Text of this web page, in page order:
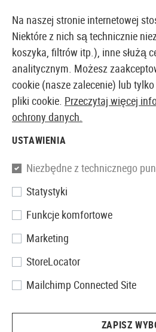
EUROPEJSKI AIRSOFT
Strona główna
218 Produkty
Na naszej stronie internetowej
Niektóre z nich są technicznie
koszyka, filtrów itp.), inne służą
analitycznym. Możesz
cookie (nasze zalecenie) lub
pliki cookie. Przeczytaj więcej
ochrony danych.
USTAWIENIA
Niezbędne z technicznego
Statystyki
Funkcje komfortowe
Marketing
StoreLocator
Mailchimp Connected Site
ZAPISZ